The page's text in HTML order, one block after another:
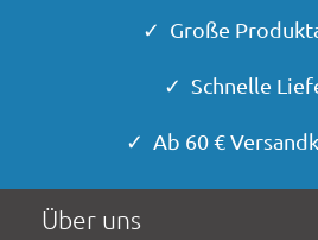
✓ Große
✓ Schnelle
✓ Ab 60 €
Über uns